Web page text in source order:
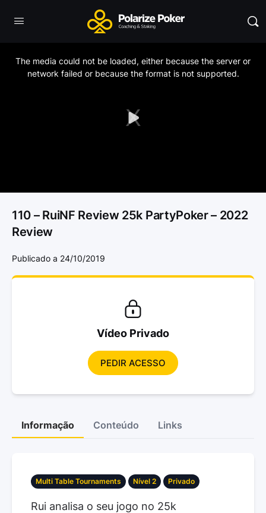
Play
The media could not be loaded, either because the server or
network failed or because the format is not supported.
110 – RuiNF Review 25k PartyPoker – 2022
Review
Publicado a 24/10/2019
Vídeo Privado
PEDIR ACESSO
Informação Conteúdo Links
Multi Table Tournaments Nível 2 Privado
Rui analisa o seu jogo no 25k